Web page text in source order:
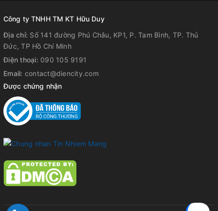
Công ty TNHH TM KT Hữu Duy
Địa chỉ: Số 141 đường Phú Châu, KP1, P. Tam Bình, TP. Thủ
Đức, TP Hồ Chí Minh
Điện thoại: 090 105 9191
Email: contact@diencity.com
Được chứng nhận